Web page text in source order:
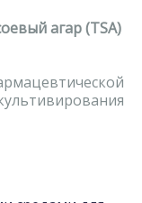
агар (TSA)